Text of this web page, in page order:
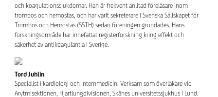
och koagulationssjukdomar. Han är frekvent anlitad föreläsare inom
trombos och hemostas, och har varit sekreterare i Svenska Sällskapet för
Trombos och Hemostas (SSTH) sedan föreningen grundades. Hans
forskningsområde har innefattat registerforskning kring effekt och
säkerhet av antikoagulantia i Sverige.
Tord Juhlin
Specialist i kardiologi och internmedicin. Verksam som överläkare vid
Arytmisektionen, Hjärtlungdivisionen, Skånes universitetssjukhus i Lund.